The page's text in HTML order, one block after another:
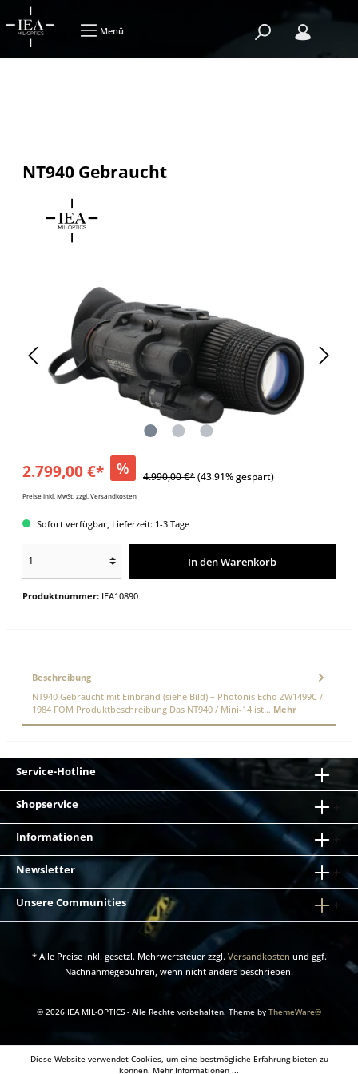
Menü
NT940 Gebraucht
2.799,00 €* % 4.990,00 €*(43.91% gespart)
Preise inkl. MwSt. zzgl. Versandkosten
Sofort verfügbar, Lieferzeit: 1-3 Tage
In den Warenkorb
Produktnummer: IEA10890
Beschreibung
NT940 Gebraucht mit Einbrand (siehe Bild) – Photonis Echo ZW1499C /
1984 FOM Produktbeschreibung Das NT940 / Mini-14 ist… Mehr
Service-Hotline
Shopservice
Informationen
Newsletter
Unsere Communities
* Alle Preise inkl. gesetzl. Mehrwertsteuer zzgl. Versandkosten und ggf.
Nachnahmegebühren, wenn nicht anders beschrieben.
© 2026 IEA MIL-OPTICS - Alle Rechte vorbehalten. Theme by ThemeWare®
Diese Website verwendet Cookies, um eine bestmögliche Erfahrung bieten zu
können. Mehr Informationen ...